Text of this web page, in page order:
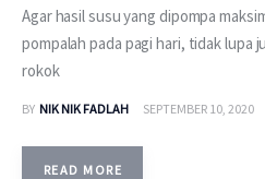
Agar hasil susu yang dipompa
pompalah pada pagi hari, tidak lupa
rokok
BY NIK NIK FADLAH SEPTEMBER 10, 2020
READ MORE